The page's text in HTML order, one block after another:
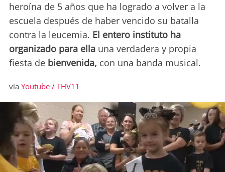
heroína de 5 años que ha logrado a volver a la
escuela después de haber vencido su batalla
contra la leucemia. El entero instituto ha
organizado para ella una verdadera y propia
fiesta de bienvenida, con una banda musical.
via Youtube / THV11